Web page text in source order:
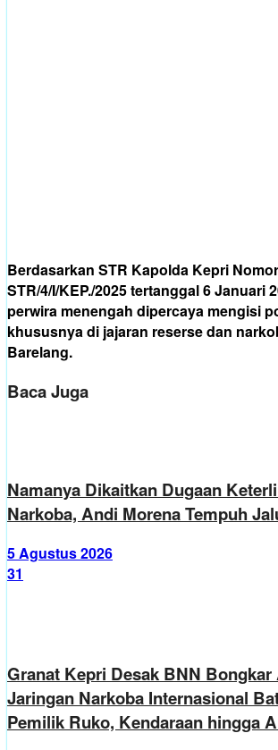
Berdasarkan STR Kapolda Kepri Nomor
STR/4/I/KEP./2025 tertanggal 6 Januari
perwira menengah dipercaya mengisi
khususnya di jajaran reserse dan
Barelang.
Baca Juga
Namanya Dikaitkan Dugaan
Narkoba, Andi Morena Tempuh
5 Agustus 2026
31
Granat Kepri Desak BNN
Jaringan Narkoba Internasional
Pemilik Ruko, Kendaraan hingga